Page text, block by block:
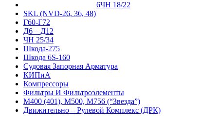
6ЧН 18/22
SKL (NVD-26, 36, 48)
Г60-Г72
Д6 – Д12
ЧН 25/34
Шкода-275
Шкода 6S-160
Судовая Запорная Арматура
КИПиА
Компрессоры
Фильтры И Фильтроэлементы
М400 (401), М500, М756 (“Звезда”)
Движительно – Рулевой Комплекс (ДРК)